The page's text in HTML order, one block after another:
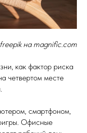
на magnific.com
как фактор риска
четвертом месте
смартфоном,
Офисные